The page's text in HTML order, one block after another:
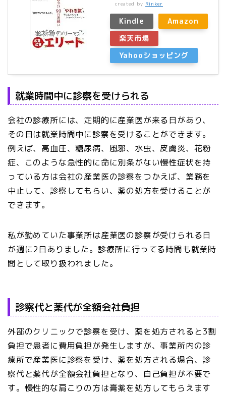
created by Rinker
Kindle
Amazon
楽天市場
Yahooショッピング
就業時間中に診察を受けられる
会社の診療所には、定期的に産業医が来る日があり、
その日は就業時間中に診察を受けることができます。
例えば、高血圧、糖尿病、風邪、水虫、皮膚炎、花粉
症、このような急性的に命に別条がない慢性症状を持
っている方は会社の産業医の診察をつかえば、業務を
中止して、診察してもらい、薬の処方を受けることが
できます。
私が勤めていた事業所は産業医の診察が受けられる日
が週に2日ありました。診療所に行ってる時間も就業時
間として取り扱われました。
診察代と薬代が全額会社負担
外部のクリニックで診察を受け、薬を処方されると3割
負担で患者に費用負担が発生しますが、事業所内の診
療所で産業医に診察を受け、薬を処方される場合、診
察代と薬代が全額会社負担となり、自己負担が不要で
す。慢性的な肩こりの方は膏薬を処方してもらえます